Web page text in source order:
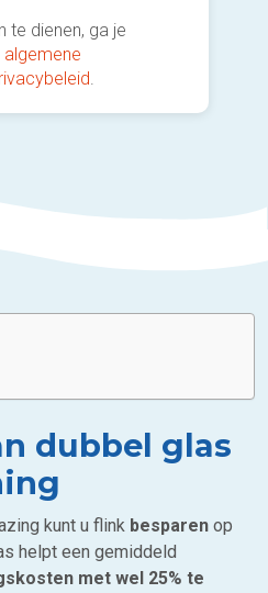
te dienen, ga je
algemene
.
dubbel glas
kunt u flink besparen op
helpt een gemiddeld
met wel 25% te